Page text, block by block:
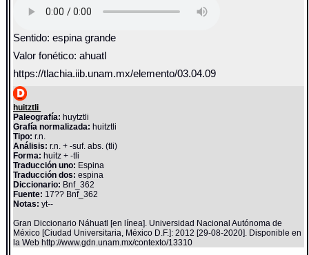
Sentido: espina grande
Valor fonético: ahuatl
https://tlachia.iib.unam.mx/elemento/03.04.09
huitztli
Paleografía: huytztli
Grafía normalizada: huitztli
Tipo: r.n.
Análisis: r.n. + -suf. abs. (tli)
Forma: huitz + -tli
Traducción uno: Espina
Traducción dos: espina
Diccionario: Bnf_362
Fuente: 17?? Bnf_362
Notas: yt--
Gran Diccionario Náhuatl [en línea]. Universidad Nacional Autónoma de
México [Ciudad Universitaria, México D.F.]: 2012 [29-08-2020]. Disponible en
la Web http://www.gdn.unam.mx/contexto/13310